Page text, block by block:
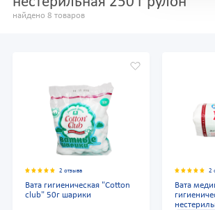
найдено 8 товаров
2 отзыва
Вата гигиеническая "Cotton
club" 50г шарики
2
Вата